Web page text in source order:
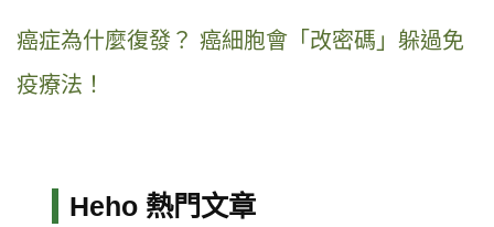
癌症為什麼復發？ 癌細胞會「改密碼」躲過免
疫療法！
Heho 熱門文章